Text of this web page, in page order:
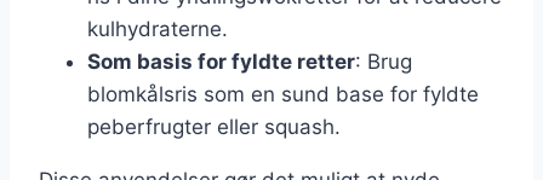
kulhydraterne.
Som basis for fyldte retter: Brug
blomkålsris som en sund base for fyldte
peberfrugter eller squash.